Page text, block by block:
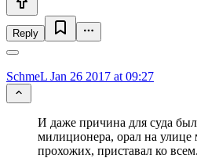
Reply
SchmeL Jan 26 2017 at 09:27
И даже причина для суда
милиционера, орал на улице
прохожих, приставал ко всем.